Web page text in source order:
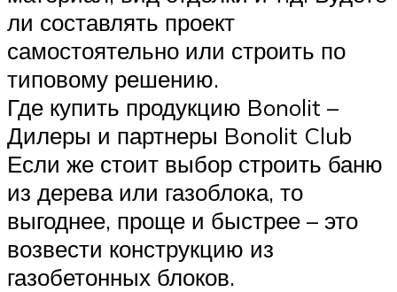
ли составлять проект
самостоятельно или строить по
типовому решению.
Где купить продукцию Bonolit –
Дилеры и партнеры Bonolit Club
Если же стоит выбор строить баню
из дерева или газоблока, то
выгоднее, проще и быстрее – это
возвести конструкцию из
газобетонных блоков.